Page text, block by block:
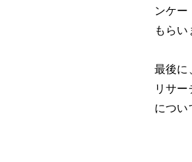
ンケ
もらい
最後に
リサ
につい